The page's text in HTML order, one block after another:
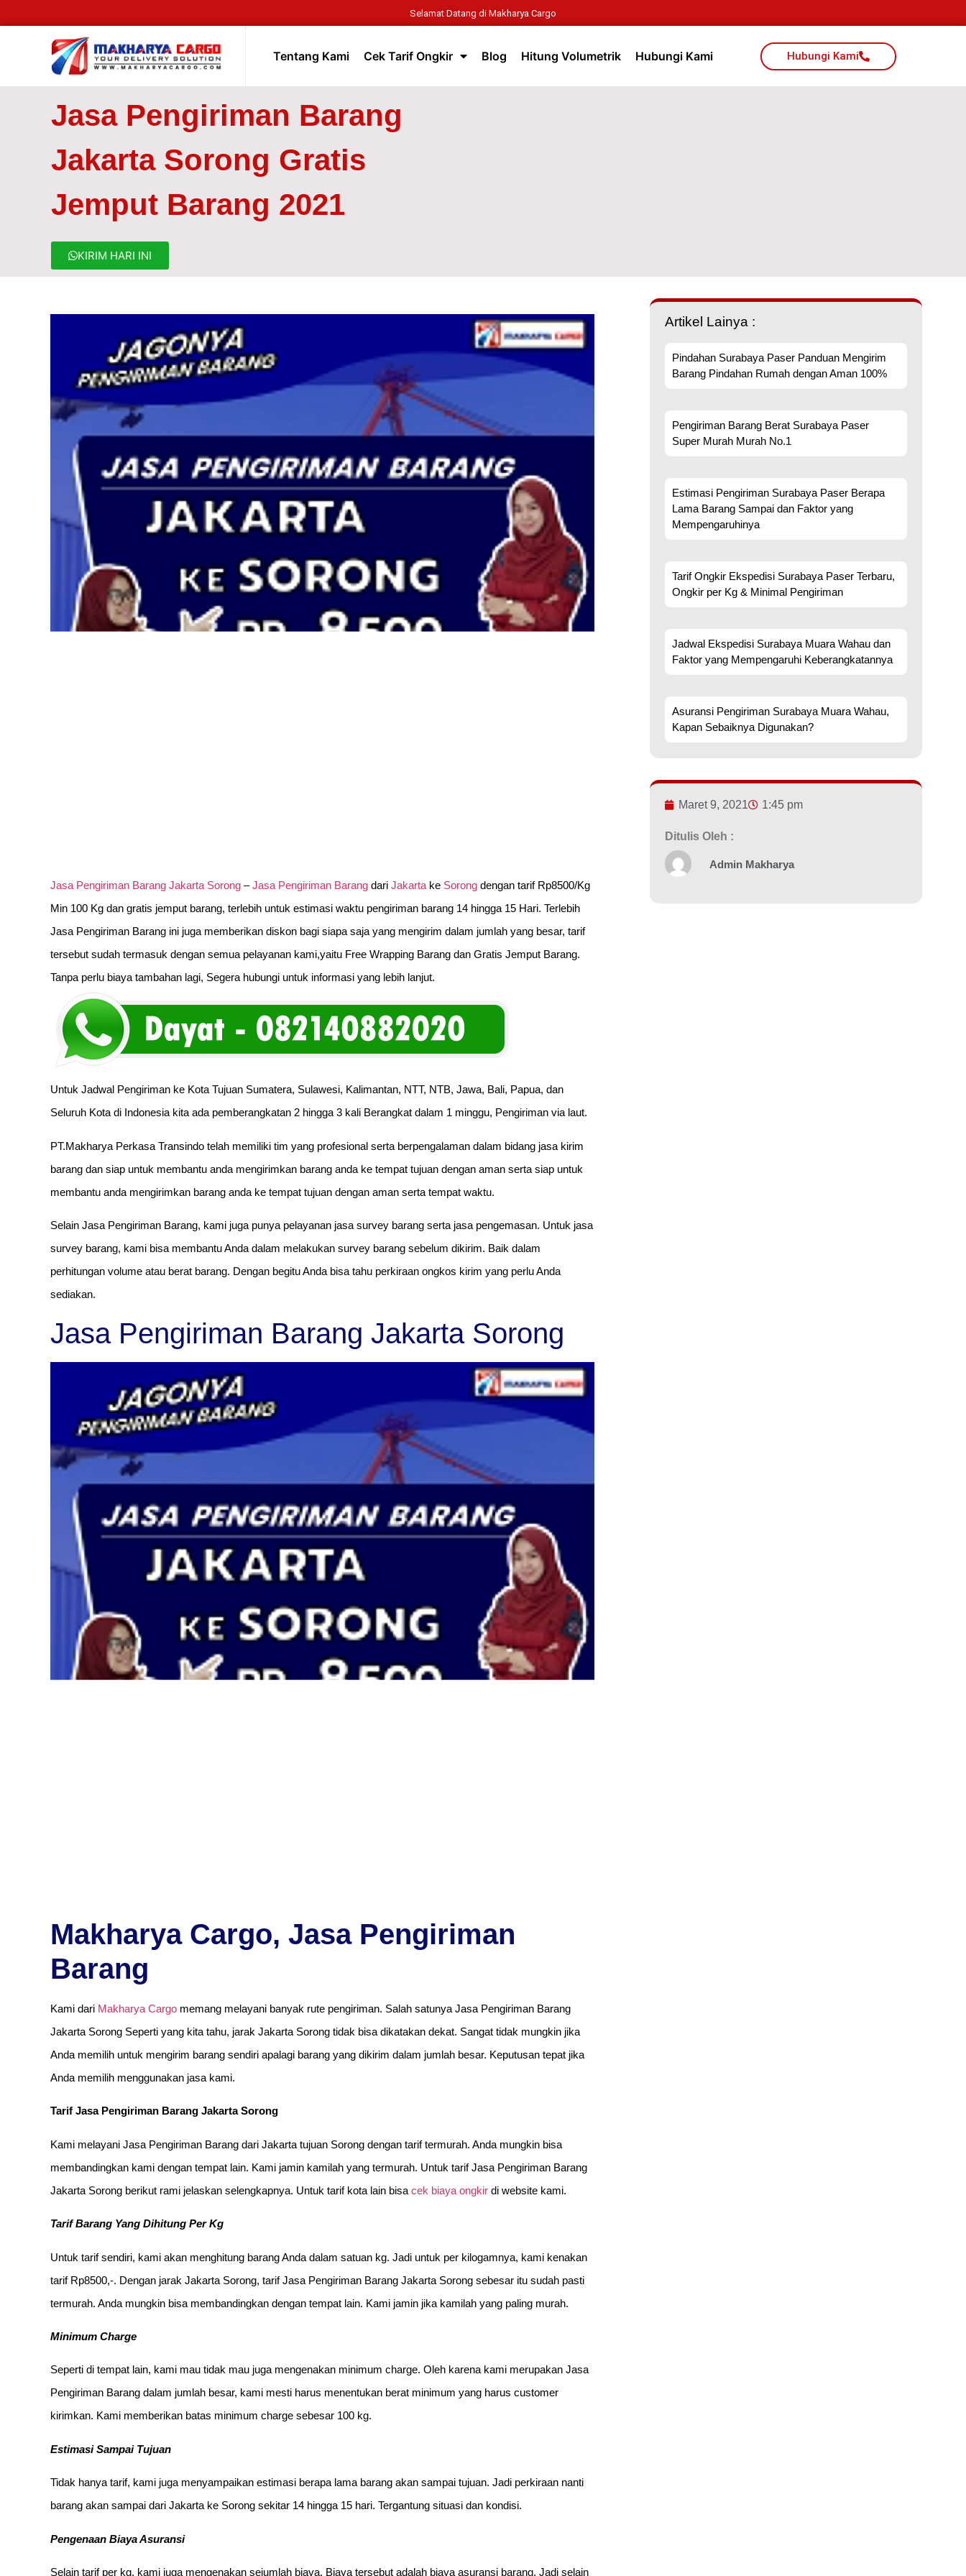
Selamat Datang di Makharya Cargo
Tentang Kami Cek Tarif Ongkir Blog Hitung Volumetrik Hubungi Kami Hubungi Kami
Jasa Pengiriman Barang
Jakarta Sorong Gratis
Jemput Barang 2021
KIRIM HARI INI
Jasa Pengiriman Barang Jakarta Sorong –Jasa Pengiriman Barang dari Jakarta ke Sorong dengan tarif Rp8500/Kg
Min 100 Kg dan gratis jemput barang, terlebih untuk estimasi waktu pengiriman barang 14 hingga 15 Hari. Terlebih
Jasa Pengiriman Barang ini juga memberikan diskon bagi siapa saja yang mengirim dalam jumlah yang besar, tarif
tersebut sudah termasuk dengan semua pelayanan kami,yaitu Free Wrapping Barang dan Gratis Jemput Barang.
Tanpa perlu biaya tambahan lagi, Segera hubungi untuk informasi yang lebih lanjut.
Untuk Jadwal Pengiriman ke Kota Tujuan Sumatera, Sulawesi, Kalimantan, NTT, NTB, Jawa, Bali, Papua, dan
Seluruh Kota di Indonesia kita ada pemberangkatan 2 hingga 3 kali Berangkat dalam 1 minggu, Pengiriman via laut.
PT.Makharya Perkasa Transindo telah memiliki tim yang profesional serta berpengalaman dalam bidang jasa kirim
barang dan siap untuk membantu anda mengirimkan barang anda ke tempat tujuan dengan aman serta siap untuk
membantu anda mengirimkan barang anda ke tempat tujuan dengan aman serta tempat waktu.
Selain Jasa Pengiriman Barang, kami juga punya pelayanan jasa survey barang serta jasa pengemasan. Untuk jasa
survey barang, kami bisa membantu Anda dalam melakukan survey barang sebelum dikirim. Baik dalam
perhitungan volume atau berat barang. Dengan begitu Anda bisa tahu perkiraan ongkos kirim yang perlu Anda
sediakan.
Jasa Pengiriman Barang Jakarta Sorong
Makharya Cargo, Jasa Pengiriman
Barang
Kami dari Makharya Cargo memang melayani banyak rute pengiriman. Salah satunya Jasa Pengiriman Barang
Jakarta Sorong Seperti yang kita tahu, jarak Jakarta Sorong tidak bisa dikatakan dekat. Sangat tidak mungkin jika
Anda memilih untuk mengirim barang sendiri apalagi barang yang dikirim dalam jumlah besar. Keputusan tepat jika
Anda memilih menggunakan jasa kami.
Tarif Jasa Pengiriman Barang Jakarta Sorong
Kami melayani Jasa Pengiriman Barang dari Jakarta tujuan Sorong dengan tarif termurah. Anda mungkin bisa
membandingkan kami dengan tempat lain. Kami jamin kamilah yang termurah. Untuk tarif Jasa Pengiriman Barang
Jakarta Sorong berikut rami jelaskan selengkapnya. Untuk tarif kota lain bisa cek biaya ongkir di website kami.
Tarif Barang Yang Dihitung Per Kg
Untuk tarif sendiri, kami akan menghitung barang Anda dalam satuan kg. Jadi untuk per kilogamnya, kami kenakan
tarif Rp8500,-. Dengan jarak Jakarta Sorong, tarif Jasa Pengiriman Barang Jakarta Sorong sebesar itu sudah pasti
termurah. Anda mungkin bisa membandingkan dengan tempat lain. Kami jamin jika kamilah yang paling murah.
Minimum Charge
Seperti di tempat lain, kami mau tidak mau juga mengenakan minimum charge. Oleh karena kami merupakan Jasa
Pengiriman Barang dalam jumlah besar, kami mesti harus menentukan berat minimum yang harus customer
kirimkan. Kami memberikan batas minimum charge sebesar 100 kg.
Estimasi Sampai Tujuan
Tidak hanya tarif, kami juga menyampaikan estimasi berapa lama barang akan sampai tujuan. Jadi perkiraan nanti
barang akan sampai dari Jakarta ke Sorong sekitar 14 hingga 15 hari. Tergantung situasi dan kondisi.
Pengenaan Biaya Asuransi
Selain tarif per kg, kami juga mengenakan sejumlah biaya. Biaya tersebut adalah biaya asuransi barang. Jadi selain
Artikel Lainya :
Pindahan Surabaya Paser Panduan Mengirim
Barang Pindahan Rumah dengan Aman 100%
Pengiriman Barang Berat Surabaya Paser
Super Murah Murah No.1
Estimasi Pengiriman Surabaya Paser Berapa
Lama Barang Sampai dan Faktor yang
Mempengaruhinya
Tarif Ongkir Ekspedisi Surabaya Paser Terbaru,
Ongkir per Kg & Minimal Pengiriman
Jadwal Ekspedisi Surabaya Muara Wahau dan
Faktor yang Mempengaruhi Keberangkatannya
Asuransi Pengiriman Surabaya Muara Wahau,
Kapan Sebaiknya Digunakan?
Maret 9, 2021 1:45 pm
Ditulis Oleh :
Admin Makharya